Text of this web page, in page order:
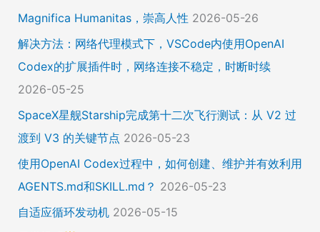
Magnifica Humanitas，崇高人性 2026-05-26
解决方法：网络代理模式下，VSCode内使用OpenAI
Codex的扩展插件时，网络连接不稳定，时断时续
2026-05-25
SpaceX星舰Starship完成第十二次飞行测试：从 V2 过
渡到 V3 的关键节点 2026-05-23
使用OpenAI Codex过程中，如何创建、维护并有效利用
AGENTS.md和SKILL.md？ 2026-05-23
自适应循环发动机 2026-05-15